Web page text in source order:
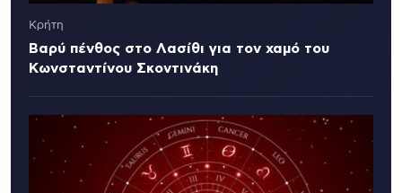
Κρήτη
Βαρύ πένθος στο Λασίθι για τον χαμό του
Κωνσταντίνου Σκοντινάκη